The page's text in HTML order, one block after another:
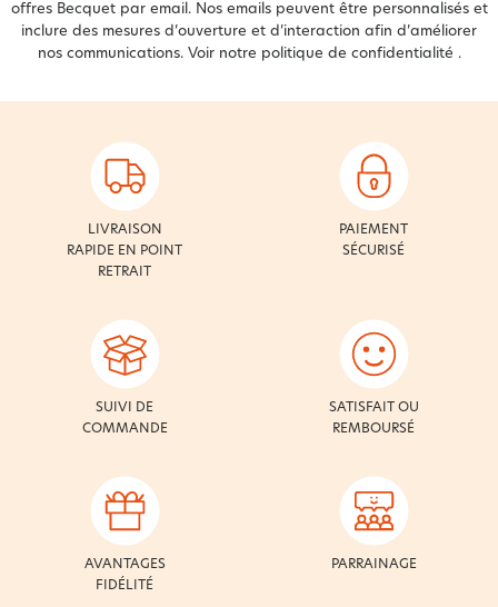
offres Becquet par email. Nos emails peuvent être personnalisés et
inclure des mesures d’ouverture et d’interaction afin d’améliorer
nos communications. Voir notre politique de confidentialité .
LIVRAISON
RAPIDE EN POINT
RETRAIT
PAIEMENT
SÉCURISÉ
SUIVI DE
COMMANDE
SATISFAIT OU
REMBOURSÉ
AVANTAGES
FIDÉLITÉ
PARRAINAGE